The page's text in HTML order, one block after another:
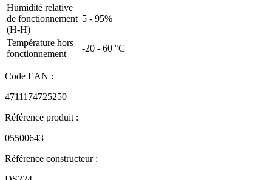
Humidité relative
de fonctionnement
(H-H)
5 - 95%
Température hors
fonctionnement
-20 - 60 °C
Code EAN :
4711174725250
Référence produit :
05500643
Référence constructeur :